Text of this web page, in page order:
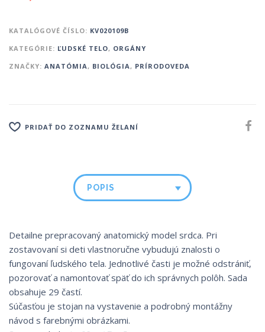
KATALÓGOVÉ ČÍSLO: KV020109B
KATEGÓRIE: ĽUDSKÉ TELO, ORGÁNY
ZNAČKY: ANATÓMIA, BIOLÓGIA, PRÍRODOVEDA
PRIDAŤ DO ZOZNAMU ŽELANÍ
POPIS
Detailne prepracovaný anatomický model srdca. Pri
zostavovaní si deti vlastnoručne vybudujú znalosti o
fungovaní ľudského tela. Jednotlivé časti je možné odstrániť,
pozorovať a namontovať späť do ich správnych polôh. Sada
obsahuje 29 častí.
Súčasťou je stojan na vystavenie a podrobný montážny
návod s farebnými obrázkami.